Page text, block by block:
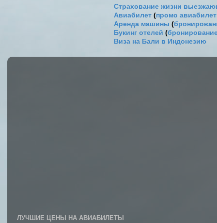
Страхование жизни
Авиабилет (промо
Аренда машины (
Букинг отелей (
Виза на Бали в Индонезию
ЛУЧШИЕ ЦЕНЫ НА АВИАБИЛЕТЫ